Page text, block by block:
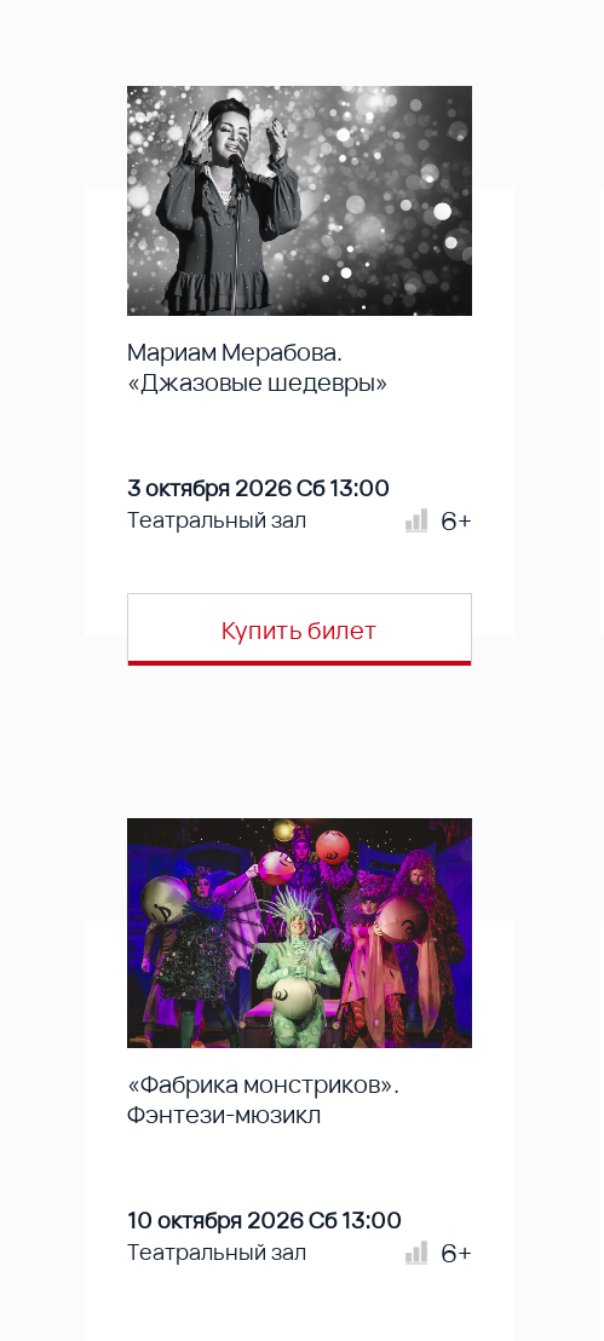
Мариам Мерабова.
«Джазовые шедевры»
3 октября 2026 Сб 13:00
Театральный зал
6+
Купить билет
«Фабрика монстриков».
Фэнтези-мюзикл
10 октября 2026 Сб 13:00
Театральный зал
6+